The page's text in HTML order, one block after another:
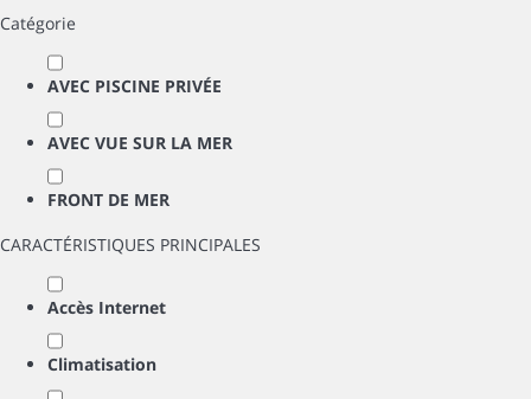
Catégorie
AVEC PISCINE PRIVÉE
AVEC VUE SUR LA MER
FRONT DE MER
CARACTÉRISTIQUES PRINCIPALES
Accès Internet
Climatisation